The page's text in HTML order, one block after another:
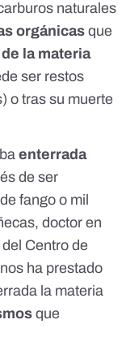
naturales
orgánicas que
la materia
ser restos
o tras su muerte
enterrada
de ser
fango o mil
doctor en
Centro de
ha prestado
la materia
que